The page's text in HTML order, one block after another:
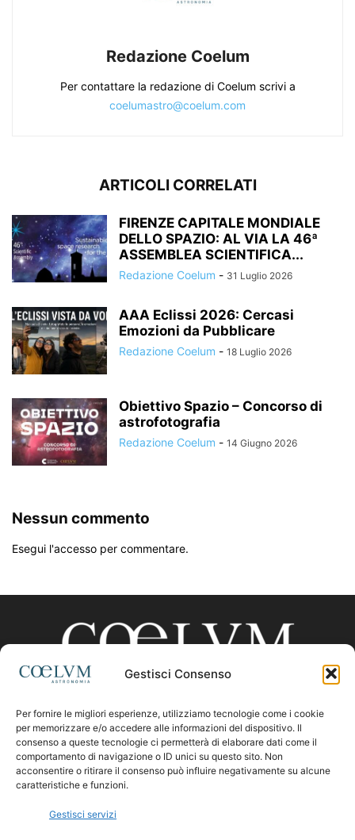
Gestisci Consenso
Per fornire le migliori esperienze, utilizziamo tecnologie come i cookie
per memorizzare e/o accedere alle informazioni del dispositivo. Il
consenso a queste tecnologie ci permetterà di elaborare dati come il
comportamento di navigazione o ID unici su questo sito. Non
acconsentire o ritirare il consenso può influire negativamente su alcune
caratteristiche e funzioni.
Gestisci servizi
Redazione Coelum
Per contattare la redazione di Coelum scrivi a
coelumastro@coelum.com
ARTICOLI CORRELATI
FIRENZE CAPITALE MONDIALE
DELLO SPAZIO: AL VIA LA 46ª
ASSEMBLEA SCIENTIFICA...
Redazione Coelum - 31 Luglio 2026
AAA Eclissi 2026: Cercasi
Emozioni da Pubblicare
Redazione Coelum - 18 Luglio 2026
Obiettivo Spazio – Concorso di
astrofotografia
Redazione Coelum - 14 Giugno 2026
Nessun commento
Esegui l'accesso per commentare.
CHI SIAMO
Contattaci:coelumastro@coelum.com